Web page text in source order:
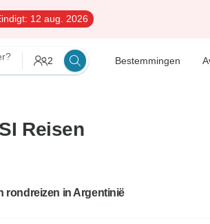
12 aug. 2026
2 Bestemmingen
Reisen
rondreizen in Argentinië